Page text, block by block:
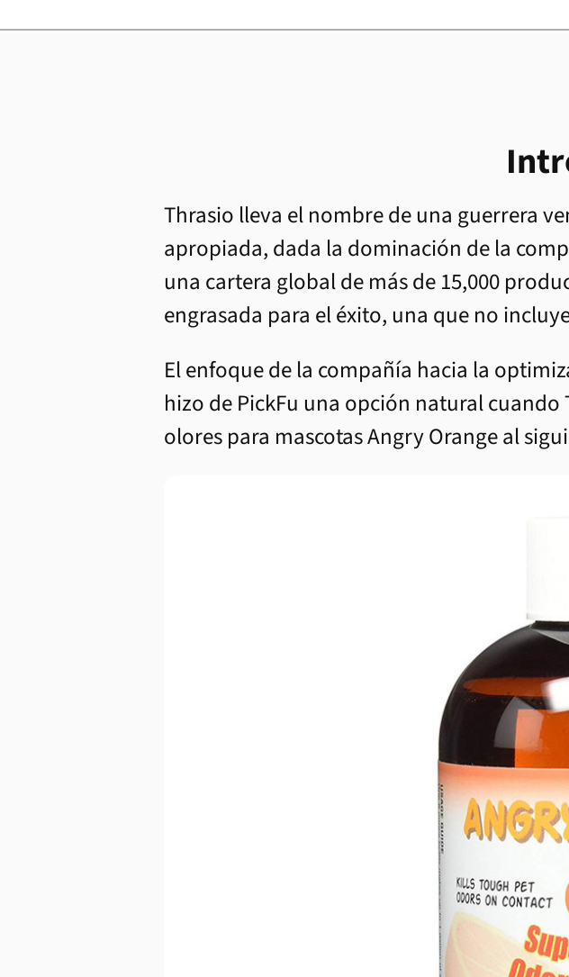
Thrasio lleva el nombre de una guerrera
apropiada, dada la dominación de la
una cartera global de más de 15,000
engrasada para el éxito, una que no
El enfoque de la compañía hacia la
hizo de PickFu una opción natural
olores para mascotas Angry Orange al